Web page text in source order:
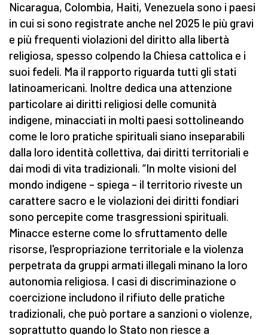
Nicaragua, Colombia, Haiti, Venezuela sono i paesi
in cui si sono registrate anche nel 2025 le più gravi
e più frequenti violazioni del diritto alla libertà
religiosa, spesso colpendo la Chiesa cattolica e i
suoi fedeli. Ma il rapporto riguarda tutti gli stati
latinoamericani. Inoltre dedica una attenzione
particolare ai diritti religiosi delle comunità
indigene, minacciati in molti paesi sottolineando
come le loro pratiche spirituali siano inseparabili
dalla loro identità collettiva, dai diritti territoriali e
dai modi di vita tradizionali. “In molte visioni del
mondo indigene – spiega – il territorio riveste un
carattere sacro e le violazioni dei diritti fondiari
sono percepite come trasgressioni spirituali.
Minacce esterne come lo sfruttamento delle
risorse, l'espropriazione territoriale e la violenza
perpetrata da gruppi armati illegali minano la loro
autonomia religiosa. I casi di discriminazione o
coercizione includono il rifiuto delle pratiche
tradizionali, che può portare a sanzioni o violenze,
soprattutto quando lo Stato non riesce a